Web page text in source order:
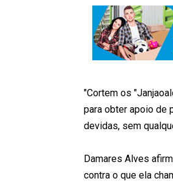
"Cortem os
para obter apoio de
devidas, sem
Damares Alves
contra o que ela